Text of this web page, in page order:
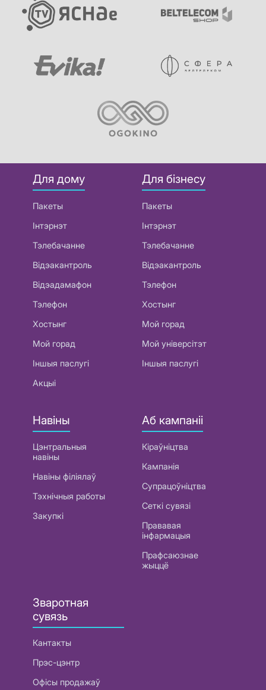
Для дому
Пакеты
Інтэрнэт
Тэлебачанне
Відэакантроль
Відэадамафон
Тэлефон
Хостынг
Мой горад
Іншыя паслугі
Акцыі
Для бізнесу
Пакеты
Інтэрнэт
Тэлебачанне
Відэакантроль
Тэлефон
Хостынг
Мой горад
Мой універсітэт
Іншыя паслугі
Навіны
Цэнтральныя
навіны
Навіны філіялаў
Тэхнічныя работы
Закупкі
Аб кампаніі
Кіраўніцтва
Кампанія
Супрацоўніцтва
Сеткі сувязі
Прававая
інфармацыя
Прафсаюзнае
жыццё
Зваротная
сувязь
Кантакты
Прэс-цэнтр
Офісы продажаў